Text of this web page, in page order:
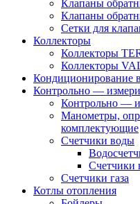
Клапаны
Клапаны
Сетки для
Коллекторы
Коллекторы
Коллекторы
Кондиционирование
Контрольно —
Контрольно —
Манометры,
комплектующие
Счетчики воды
Счетчики
Счетчики газа
Котлы отопления